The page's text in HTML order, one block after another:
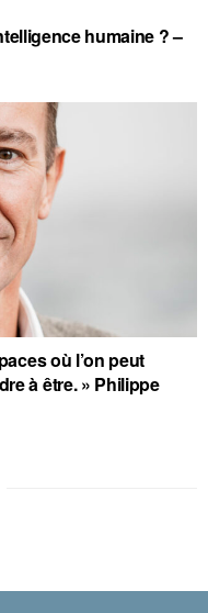
humaine ? –
où l’on peut
à être. » Philippe